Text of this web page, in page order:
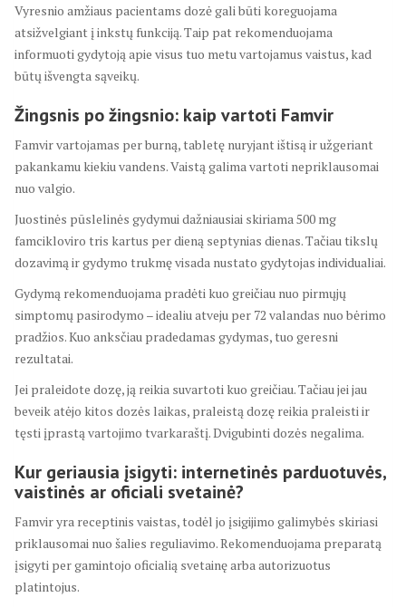
Vyresnio amžiaus pacientams dozė gali būti koreguojama
atsižvelgiant į inkstų funkciją. Taip pat rekomenduojama
informuoti gydytoją apie visus tuo metu vartojamus vaistus, kad
būtų išvengta sąveikų.
Žingsnis po žingsnio: kaip vartoti Famvir
Famvir vartojamas per burną, tabletę nuryjant ištisą ir užgeriant
pakankamu kiekiu vandens. Vaistą galima vartoti nepriklausomai
nuo valgio.
Juostinės pūslelinės gydymui dažniausiai skiriama 500 mg
famcikloviro tris kartus per dieną septynias dienas. Tačiau tikslų
dozavimą ir gydymo trukmę visada nustato gydytojas individualiai.
Gydymą rekomenduojama pradėti kuo greičiau nuo pirmųjų
simptomų pasirodymo – idealiu atveju per 72 valandas nuo bėrimo
pradžios. Kuo anksčiau pradedamas gydymas, tuo geresni
rezultatai.
Jei praleidote dozę, ją reikia suvartoti kuo greičiau. Tačiau jei jau
beveik atėjo kitos dozės laikas, praleistą dozę reikia praleisti ir
tęsti įprastą vartojimo tvarkaraštį. Dvigubinti dozės negalima.
Kur geriausia įsigyti: internetinės parduotuvės,
vaistinės ar oficiali svetainė?
Famvir yra receptinis vaistas, todėl jo įsigijimo galimybės skiriasi
priklausomai nuo šalies reguliavimo. Rekomenduojama preparatą
įsigyti per gamintojo oficialią svetainę arba autorizuotus
platintojus.